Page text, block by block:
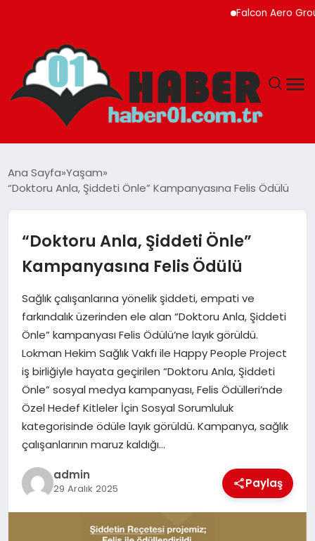
Falcon Aero Group,
YAŞAM
GÜNDEM
MAGAZIN
TEKNOLOJI
Ana Sayfa Yaşam
“Doktoru Anla, Şiddeti Önle” Kampanyasına Felis Ödülü
“Doktoru Anla, Şiddeti Önle”
Kampanyasına Felis Ödülü
Sağlık çalışanlarına yönelik şiddeti, empati ve
farkındalık üzerinden ele alan “Doktoru Anla, Şiddeti
Önle” kampanyası Felis Ödülü’ne layık görüldü.
Lokman Hekim Sağlık Vakfı ile Happy People Project
iş birliğiyle hayata geçirilen “Doktoru Anla, Şiddeti
Önle” sosyal medya kampanyası, Felis Ödülleri’nde
Özel Hedef Kitleler İçin Sosyal Sorumluluk
kategorisinde ödüle layık görüldü. Kampanya, sağlık
çalışanlarının maruz kaldığı…
admin
29 Aralık 2025 Paylaş